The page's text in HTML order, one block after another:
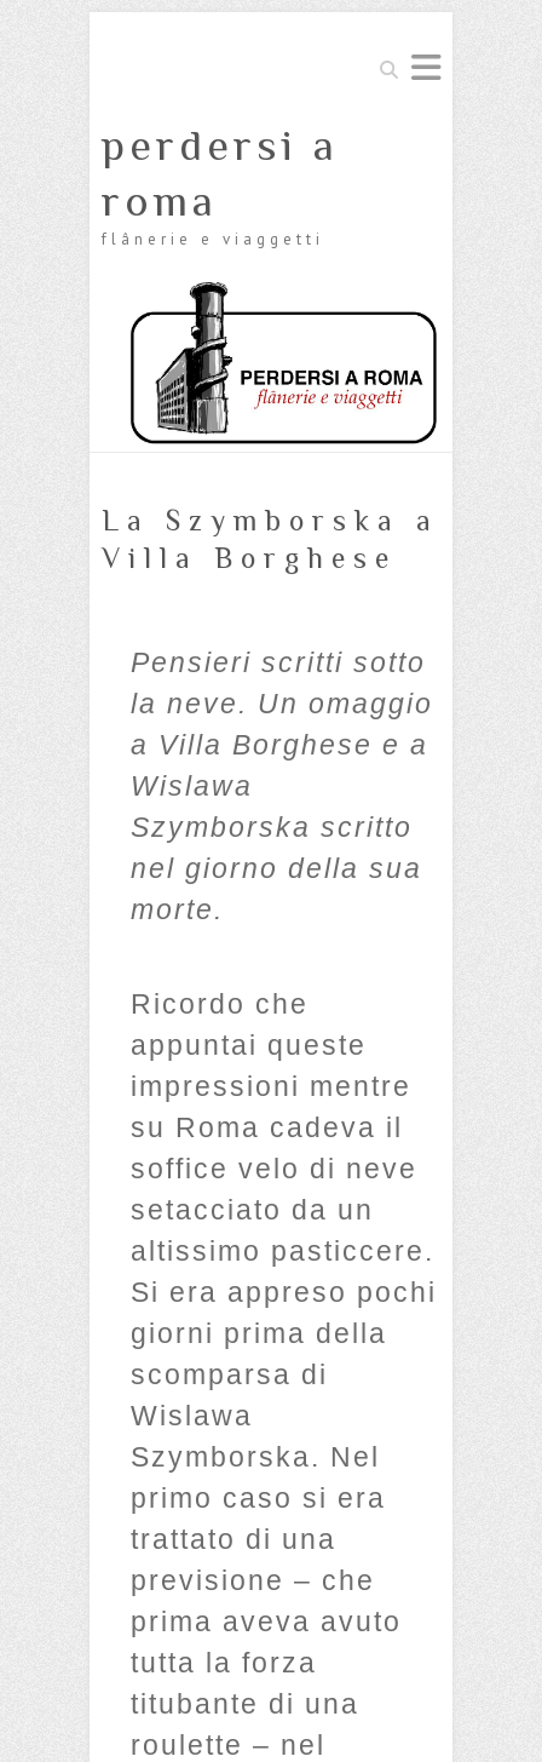
Cerca
perdersi a
roma
flânerie e viaggetti
La Szymborska a
Villa Borghese
Pensieri scritti sotto
la neve. Un omaggio
a Villa Borghese e a
Wislawa
Szymborska scritto
nel giorno della sua
morte.
Ricordo che
appuntai queste
impressioni mentre
su Roma cadeva il
soffice velo di neve
setacciato da un
altissimo pasticcere.
Si era appreso pochi
giorni prima della
scomparsa di
Wislawa
Szymborska. Nel
primo caso si era
trattato di una
previsione – che
prima aveva avuto
tutta la forza
titubante di una
roulette – nel